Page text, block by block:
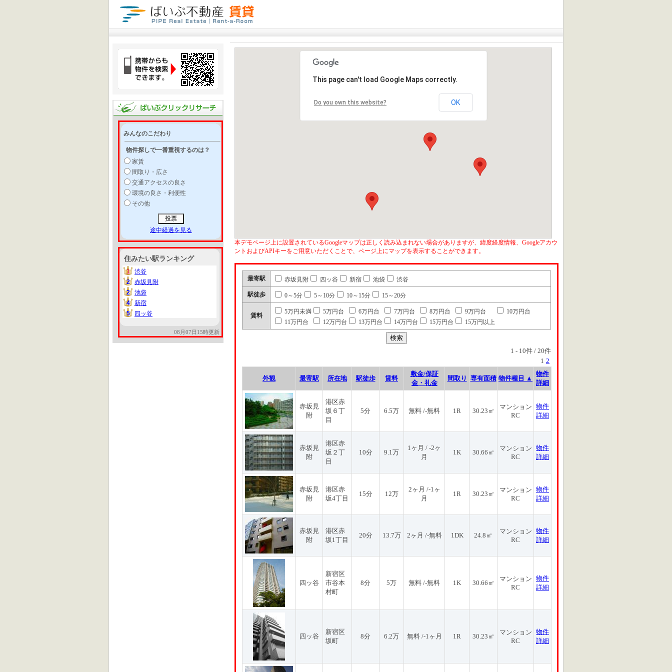
みんなのこだわり
物件探しで一番重視するのは？
家賃
間取り・広さ
交通アクセスの良さ
環境の良さ・利便性
その他
途中経過を見る
住みたい駅ランキング
1
1
渋谷
2
2
赤坂見附
2
2
池袋
4
4
新宿
5
5 四ッ谷
08月07日15時更新
This page can't load Google Maps correctly.
Do you own this website? OK
本デモページ上に設置されているGoogleマップは正しく読み込まれない場合がありますが、緯度経度情報、Googleアカウ
ントおよびAPIキーをご用意いただくことで、ページ上にマップを表示することができます。
最寄駅 赤坂見附 四ッ谷 新宿 池袋 渋谷
駅徒歩 0～5分 5～10分 10～15分 15～20分
賃料
5万円未満 5万円台 6万円台 7万円台 8万円台 9万円台
10万円台
11万円台
12万円台 13万円台 14万円台 15万円台 15万円以上
1 - 10件 / 20件
1 2
外観 最寄駅 所在地 駅徒歩 賃料
敷金/保証
金・礼金
間取り 専有面積 物件種目 ▲
物件
詳細
赤坂見
附
港区赤
坂６丁
目
5分 6.5万 無料 /-無料 1R 30.23㎡
マンション
RC
物件
詳細
赤坂見
附
港区赤
坂２丁
目
10分 9.1万
1ヶ月 / -2ヶ
月
1K 30.66㎡
マンション
RC
物件
詳細
赤坂見
附
港区赤
坂4丁目
15分 12万
2ヶ月 /-1ヶ
月
1R 30.23㎡
マンション
RC
物件
詳細
赤坂見
附
港区赤
坂1丁目
20分 13.7万 2ヶ月 /-無料 1DK 24.8㎡
マンション
RC
物件
詳細
四ッ谷
新宿区
市谷本
村町
8分 5万 無料 /-無料 1K 30.66㎡
マンション
RC
物件
詳細
四ッ谷
新宿区
坂町
8分 6.2万 無料 /-1ヶ月 1R 30.23㎡
マンション
RC
物件
詳細